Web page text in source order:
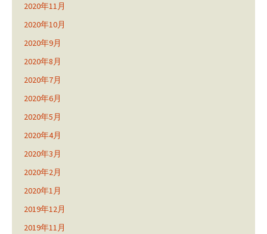
2020年11月
2020年10月
2020年9月
2020年8月
2020年7月
2020年6月
2020年5月
2020年4月
2020年3月
2020年2月
2020年1月
2019年12月
2019年11月